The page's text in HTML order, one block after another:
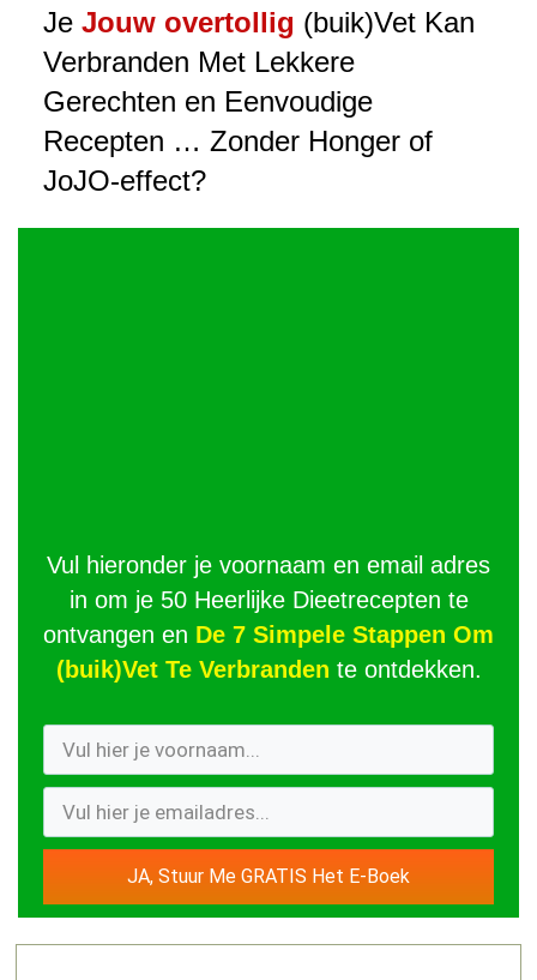
Je Jouw overtollig (buik)Vet Kan
Verbranden Met Lekkere
Gerechten en Eenvoudige
Recepten … Zonder Honger of
JoJO-effect?
Vul hieronder je voornaam en email adres
in om je 50 Heerlijke Dieetrecepten te
ontvangen en De 7 Simpele Stappen Om
(buik)Vet Te Verbranden te ontdekken.
JA, Stuur Me GRATIS Het E-Boek